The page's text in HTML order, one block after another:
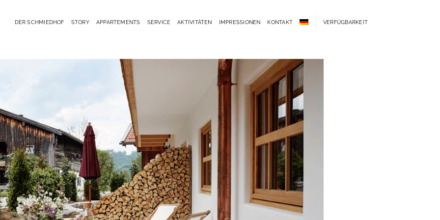
DER SCHMIEDHOF STORY APPARTEMENTS SERVICE AKTIVITÄTEN IMPRESSIONEN KONTAKT VERFÜGBARKEIT